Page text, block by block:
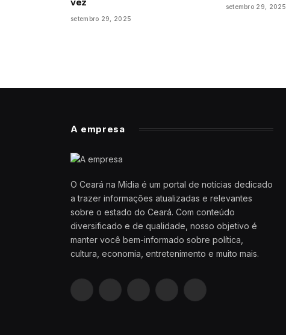
setembro 29, 2025
setembro 29, 2025
A empresa
O Ceará na Mídia é um portal de notícias dedicado
a trazer informações atualizadas e relevantes
sobre o estado do Ceará. Com conteúdo
diversificado e de qualidade, nosso objetivo é
manter você bem-informado sobre política,
cultura, economia, entretenimento e muito mais.
Facebook Pinterest YouTube WhatsApp